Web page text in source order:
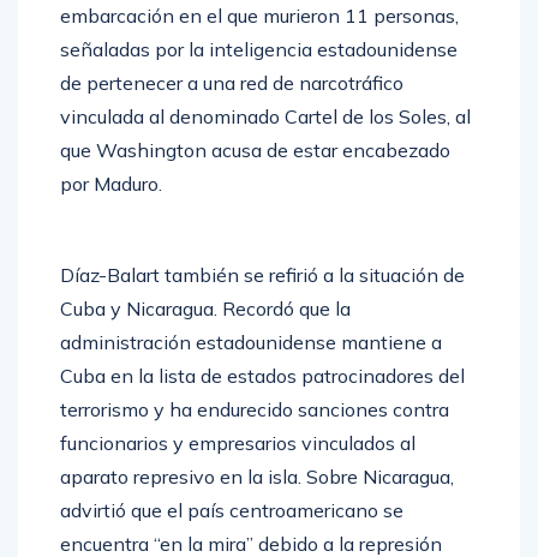
embarcación en el que murieron 11 personas,
señaladas por la inteligencia estadounidense
de pertenecer a una red de narcotráfico
vinculada al denominado Cartel de los Soles, al
que Washington acusa de estar encabezado
por Maduro.
Díaz-Balart también se refirió a la situación de
Cuba y Nicaragua. Recordó que la
administración estadounidense mantiene a
Cuba en la lista de estados patrocinadores del
terrorismo y ha endurecido sanciones contra
funcionarios y empresarios vinculados al
aparato represivo en la isla. Sobre Nicaragua,
advirtió que el país centroamericano se
encuentra “en la mira” debido a la represión